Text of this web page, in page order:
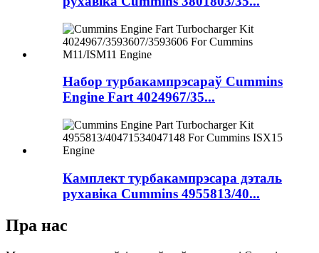
Набор турбакампрэсараў Cummins
Engine Fart 4024967/35...
Камплект турбакампрэсара дэталь
рухавіка Cummins 4955813/40...
Пра нас